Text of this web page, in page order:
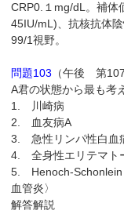
CRP0.１mg/dL。補
45IU/mL)、抗核抗体
99/1視野。
問題103 （午後 第
A君の状態から最も考
1. 川崎病
2. 血友病A
3. 急性リンパ性白血
4. 全身性エリテマト
5. Henoch-Schonlein
血管炎〉
解答解説